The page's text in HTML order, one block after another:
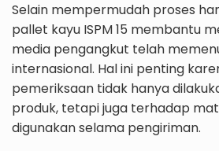
Selain mempermudah proses
pallet kayu ISPM 15 membantu
media pengangkut telah
internasional. Hal ini penting
pemeriksaan tidak hanya
produk, tetapi juga terhadap
digunakan selama pengiriman.